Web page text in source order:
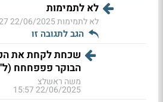
לא לתמימות
לא לתמימות22/06/2025 14:27
הגב לתגובה זו
שכחת לקחת את
הבוקר פפפחחח
משה ראשלצ
22/06/2025 15:57